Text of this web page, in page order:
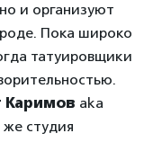
и организуют
Пока широко
татуировщики
Каримов aka
же студия